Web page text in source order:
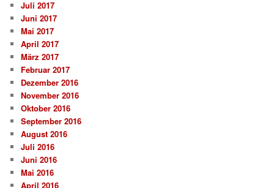
Juli 2017
Juni 2017
Mai 2017
April 2017
März 2017
Februar 2017
Dezember 2016
November 2016
Oktober 2016
September 2016
August 2016
Juli 2016
Juni 2016
Mai 2016
April 2016